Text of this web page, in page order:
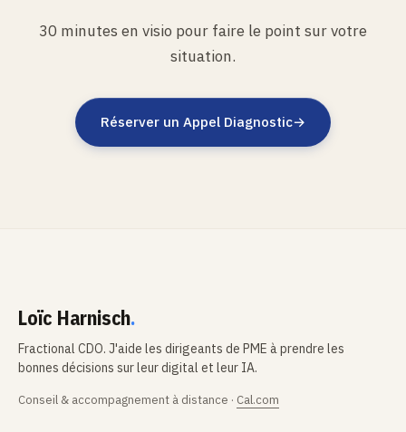
30 minutes en visio pour faire le point sur votre
situation.
Réserver un Appel Diagnostic→
Loïc Harnisch.
Fractional CDO. J'aide les dirigeants de PME à prendre les
bonnes décisions sur leur digital et leur IA.
Conseil & accompagnement à distance · Cal.com